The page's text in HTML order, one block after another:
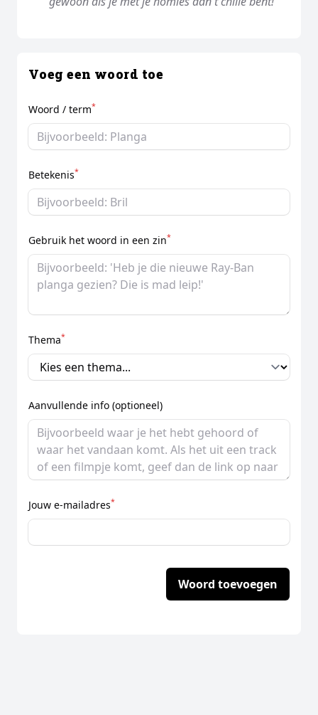
Voeg een woord toe
Woord / term*
Betekenis*
Gebruik het woord in een zin*
Thema*
Aanvullende info (optioneel)
Jouw e-mailadres*
Woord toevoegen